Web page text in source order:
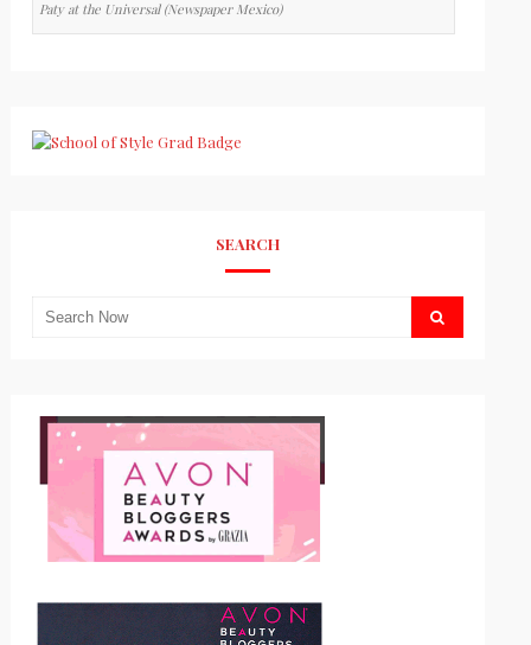
Paty at the Universal (Newspaper Mexico)
SEARCH